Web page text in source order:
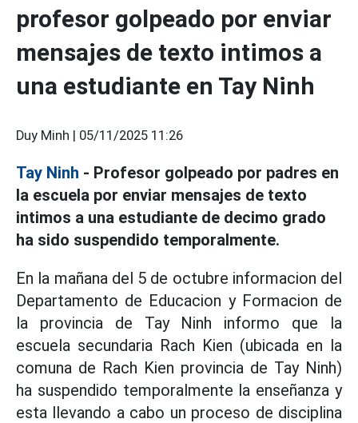
profesor golpeado por enviar
mensajes de texto intimos a
una estudiante en Tay Ninh
Duy Minh | 05/11/2025 11:26
Tay Ninh - Profesor golpeado por padres en
la escuela por enviar mensajes de texto
intimos a una estudiante de decimo grado
ha sido suspendido temporalmente.
En la mañana del 5 de octubre informacion del
Departamento de Educacion y Formacion de
la provincia de Tay Ninh informo que la
escuela secundaria Rach Kien (ubicada en la
comuna de Rach Kien provincia de Tay Ninh)
ha suspendido temporalmente la enseñanza y
esta llevando a cabo un proceso de disciplina